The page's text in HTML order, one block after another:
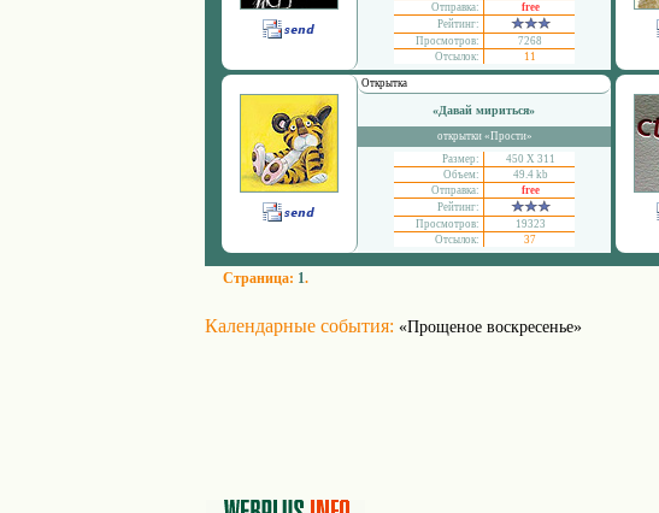
Отправка:
free
Рейтинг:
Просмотров:
7268
Отсылок:
11
Открытка
«Давай мириться»
открытки «Прости»
Размер:
450 Х 311
Объем:
49.4 kb
Отправка:
free
Рейтинг:
Просмотров:
19323
Отсылок:
37
Страница: 1.
Календарные события: «Прощеное воскресенье»